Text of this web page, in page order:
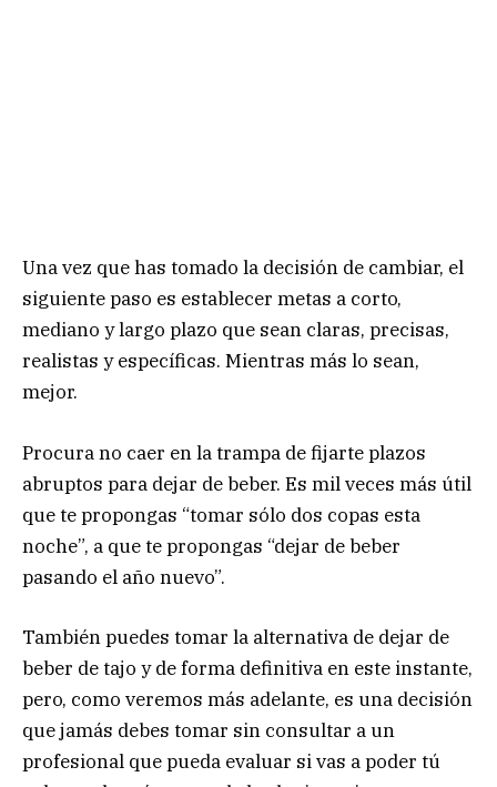
Una vez que has tomado la decisión de cambiar, el
siguiente paso es establecer metas a corto,
mediano y largo plazo que sean claras, precisas,
realistas y específicas. Mientras más lo sean,
mejor.
Procura no caer en la trampa de fijarte plazos
abruptos para dejar de beber. Es mil veces más útil
que te propongas “tomar sólo dos copas esta
noche”, a que te propongas “dejar de beber
pasando el año nuevo”.
También puedes tomar la alternativa de dejar de
beber de tajo y de forma definitiva en este instante,
pero, como veremos más adelante, es una decisión
que jamás debes tomar sin consultar a un
profesional que pueda evaluar si vas a poder tú